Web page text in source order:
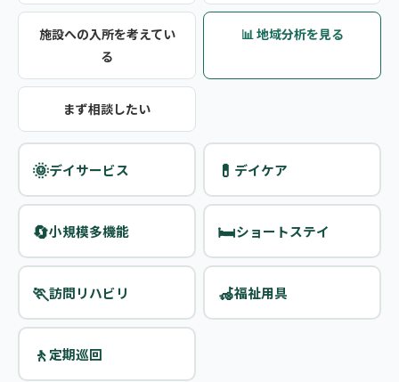
施設への入所を考えてい
る
📊 地域分析を見る
まず相談したい
🌞デイサービス 💊 デイケア
🔄小規模多機能 🛏️ショートステイ
🏃訪問リハビリ 🦽福祉用具
🚶定期巡回